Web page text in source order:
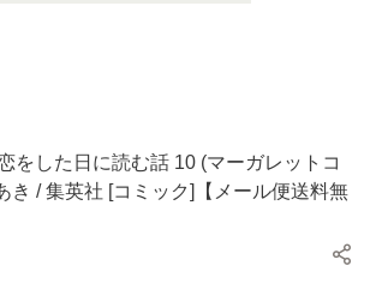
をした日に読む話 10 (マーガレットコ
き / 集英社 [コミック]【メール便送料無